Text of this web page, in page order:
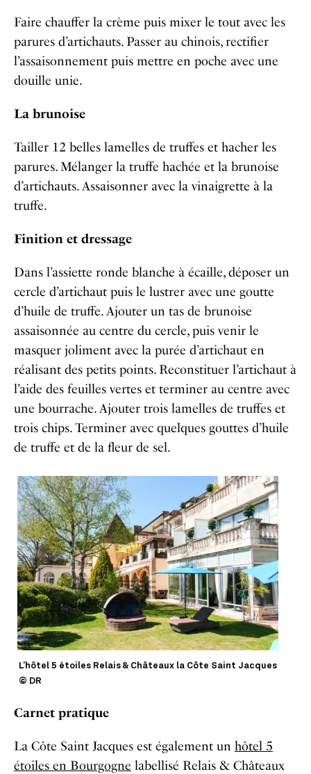
Faire chauffer la crème puis mixer le tout avec les
parures d’artichauts. Passer au chinois, rectifier
l’assaisonnement puis mettre en poche avec une
douille unie.
La brunoise
Tailler 12 belles lamelles de truffes et hacher les
parures.Mélanger la truffe hachée et la brunoise
d’artichauts.Assaisonner avec la vinaigrette à la
truffe.
Finition et dressage
Dans l’assiette ronde blanche à écaille, déposer un
cercle d’artichaut puis le lustrer avec une goutte
d’huile de truffe.Ajouter un tas de brunoise
assaisonnée au centre du cercle, puis venir le
masquer joliment avec la purée d’artichaut en
réalisant des petits points. Reconstituer l’artichaut à
l’aide des feuilles vertes et terminer au centre avec
une bourrache. Ajouter trois lamelles de truffes et
trois chips.Terminer avec quelques gouttes d’huile
de truffe et de la fleur de sel.
L’hôtel 5 étoiles Relais & Châteaux la Côte Saint Jacques
© DR
Carnet pratique
La Côte Saint Jacques est également un hôtel 5
étoiles en Bourgogne labellisé Relais & Châteaux